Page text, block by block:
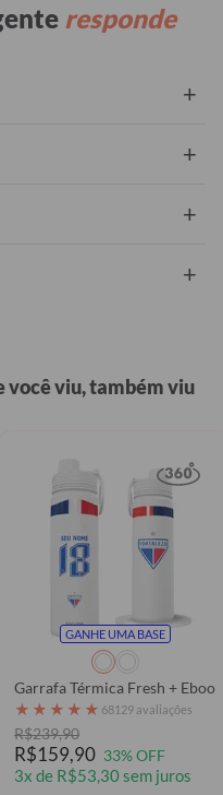
responde
+
+
+
+
você viu, também viu
- Uniforme 2 2026
GANHE UMA BASE
Garrafa Térmica Fresh +
★ ★ ★ ★ ★ 68129 avaliações
R$239,90
R$159,90 33% OFF
3x de R$53,30 sem juros